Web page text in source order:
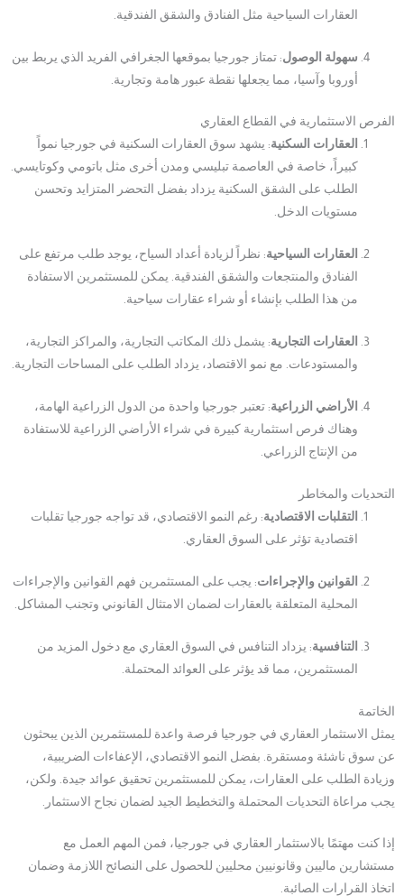
العقارات السياحية مثل الفنادق والشقق الفندقية.
سهولة الوصول: تمتاز جورجيا بموقعها الجغرافي الفريد الذي يربط بين
أوروبا وآسيا، مما يجعلها نقطة عبور هامة وتجارية.
الفرص الاستثمارية في القطاع العقاري
العقارات السكنية: يشهد سوق العقارات السكنية في جورجيا نمواً
كبيراً، خاصة في العاصمة تبليسي ومدن أخرى مثل باتومي وكوتايسي.
الطلب على الشقق السكنية يزداد بفضل التحضر المتزايد وتحسن
مستويات الدخل.
العقارات السياحية: نظراً لزيادة أعداد السياح، يوجد طلب مرتفع على
الفنادق والمنتجعات والشقق الفندقية. يمكن للمستثمرين الاستفادة
من هذا الطلب بإنشاء أو شراء عقارات سياحية.
العقارات التجارية: يشمل ذلك المكاتب التجارية، والمراكز التجارية،
والمستودعات. مع نمو الاقتصاد، يزداد الطلب على المساحات التجارية.
الأراضي الزراعية: تعتبر جورجيا واحدة من الدول الزراعية الهامة،
وهناك فرص استثمارية كبيرة في شراء الأراضي الزراعية للاستفادة
من الإنتاج الزراعي.
التحديات والمخاطر
التقلبات الاقتصادية: رغم النمو الاقتصادي، قد تواجه جورجيا تقلبات
اقتصادية تؤثر على السوق العقاري.
القوانين والإجراءات: يجب على المستثمرين فهم القوانين والإجراءات
المحلية المتعلقة بالعقارات لضمان الامتثال القانوني وتجنب المشاكل.
التنافسية: يزداد التنافس في السوق العقاري مع دخول المزيد من
المستثمرين، مما قد يؤثر على العوائد المحتملة.
الخاتمة
يمثل الاستثمار العقاري في جورجيا فرصة واعدة للمستثمرين الذين يبحثون
عن سوق ناشئة ومستقرة. بفضل النمو الاقتصادي، الإعفاءات الضريبية،
وزيادة الطلب على العقارات، يمكن للمستثمرين تحقيق عوائد جيدة. ولكن،
يجب مراعاة التحديات المحتملة والتخطيط الجيد لضمان نجاح الاستثمار.
إذا كنت مهتمًا بالاستثمار العقاري في جورجيا، فمن المهم العمل مع
مستشارين ماليين وقانونيين محليين للحصول على النصائح اللازمة وضمان
اتخاذ القرارات الصائبة.